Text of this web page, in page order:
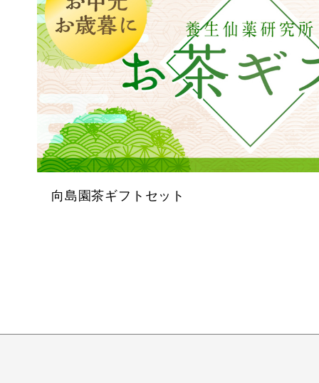
向島園茶ギフトセット